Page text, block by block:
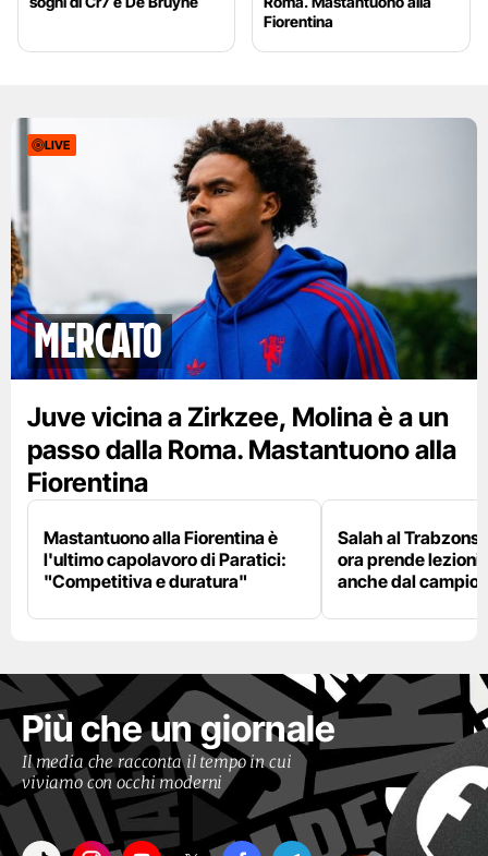
Fiorentina
LIVE
mercato
Juve vicina a Zirkzee, Molina è a un
passo dalla Roma. Mastantuono alla
Fiorentina
Mastantuono alla Fiorentina è
l'ultimo capolavoro di Paratici:
"Competitiva e duratura"
Salah al
ora prende lezioni
anche dal
Più che un giornale
Il media che racconta il tempo in cui
viviamo con occhi moderni